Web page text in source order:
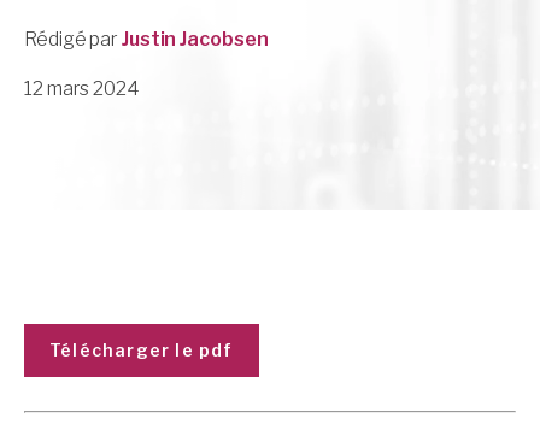
Rédigé par Justin Jacobsen
12 mars 2024
Télécharger le pdf